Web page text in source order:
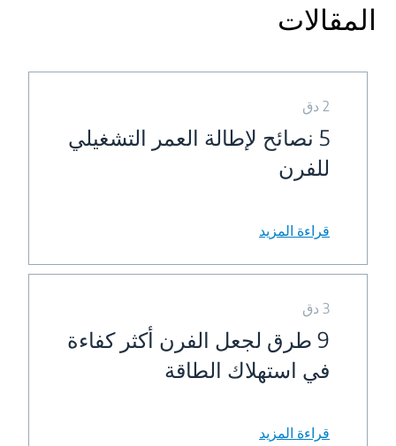
المقالات
2 دق
5 نصائح لإطالة العمر التشغيلي
للفرن
قراءة المزيد
3 دق
9 طرق لجعل الفرن أكثر كفاءة
في استهلاك الطاقة
قراءة المزيد